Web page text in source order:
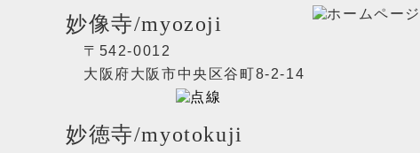
妙像寺/myozoji
〒542-0012
大阪府大阪市中央区谷町8-2-14
妙徳寺/myotokuji